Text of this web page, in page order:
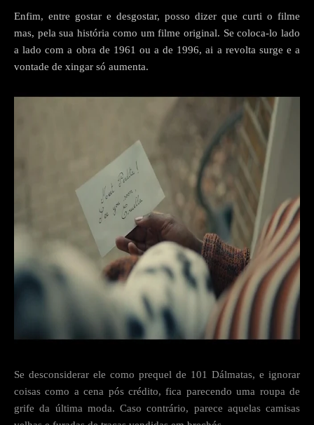
Enfim, entre gostar e desgostar, posso dizer que curti o filme
mas, pela sua história como um filme original. Se coloca-lo lado
a lado com a obra de 1961 ou a de 1996, ai a revolta surge e a
vontade de xingar só aumenta.
Se desconsiderar ele como prequel de 101 Dálmatas, e ignorar
coisas como a cena pós crédito, fica parecendo uma roupa de
grife da última moda. Caso contrário, parece aquelas camisas